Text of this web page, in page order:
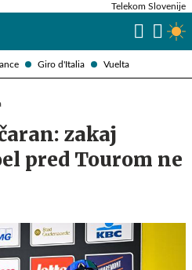
Giro d'Italia Vuelta
Telekom Slovenije
zakaj
pred Tourom ne